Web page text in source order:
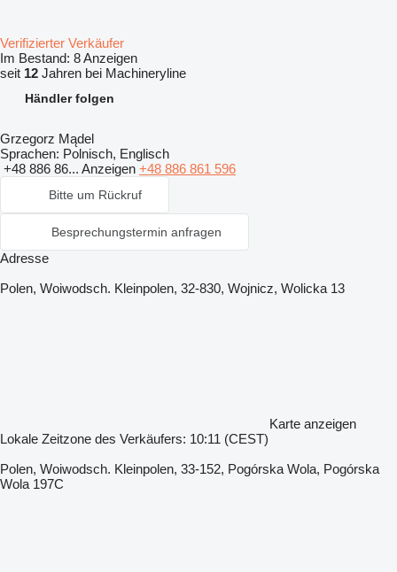
Verifizierter Verkäufer
Im Bestand: 8 Anzeigen
seit 12 Jahren bei Machineryline
Händler folgen
Grzegorz Mądel
Sprachen: Polnisch, Englisch
+48 886 86... Anzeigen +48 886 861 596
Bitte um Rückruf
Besprechungstermin anfragen
Adresse
Polen, Woiwodsch. Kleinpolen, 32-830, Wojnicz, Wolicka 13
Karte anzeigen
Lokale Zeitzone des Verkäufers: 10:11 (CEST)
Polen, Woiwodsch. Kleinpolen, 33-152, Pogórska Wola, Pogórska
Wola 197C